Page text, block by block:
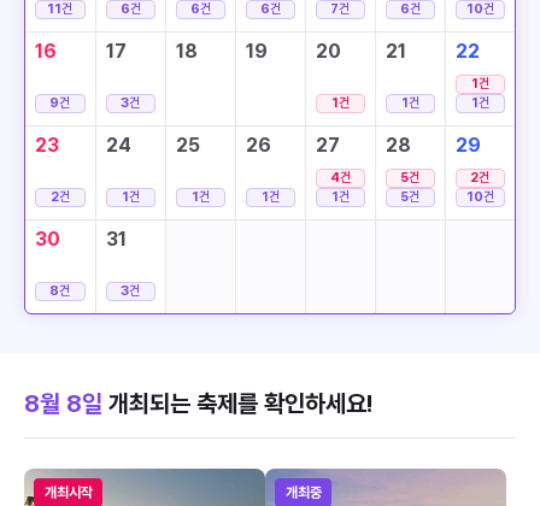
11건 6건 6건
6건 7건
6건
10건
16
9건
17
3건
18 19 20
1건
21
1건
22
1건
1건
23
2건
24
1건
25
1건
26
1건
27
4건
1건
28
5건
5건
29
2건
10건
30
8건
31
3건
8월 8일 개최되는 축제를 확인하세요!
개최시작 개최중